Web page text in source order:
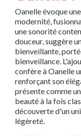
Oanelle évoque
modernité,
une sonorité
douceur, suggère
bienveillante,
bienveillance.
confère à Oanelle
renforçant son
présente comme
beauté à la fois
découverte d'un
légèreté.